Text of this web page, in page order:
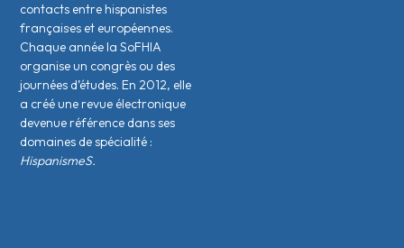
contacts entre hispanistes
français·es et européen·nes.
Chaque année la SoFHIA
organise un congrès ou des
journées d’études. En 2012, elle
a créé une revue électronique
devenue référence dans ses
domaines de spécialité :
HispanismeS.